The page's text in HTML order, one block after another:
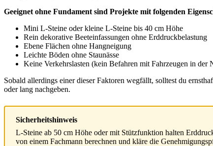
Geeignet ohne Fundament sind Projekte mit folgenden
Mini L-Steine oder kleine L-Steine bis 40 cm Höhe
Rein dekorative Beeteinfassungen ohne Erddruckbelastung
Ebene Flächen ohne Hangneigung
Leichte Böden ohne Staunässe
Keine Verkehrslasten (kein Befahren mit Fahrzeugen in der
Sobald allerdings einer dieser Faktoren wegfällt, solltest du
oder lang nachgeben.
Sicherheitshinweis
L-Steine ab 50 cm Höhe oder mit Stützfunktion halten
von einem Fachmann berechnen und kläre die